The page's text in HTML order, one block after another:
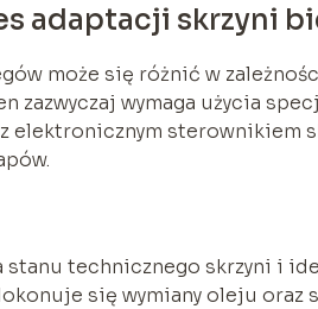
adaptacji skrzyni
może się różnić w
zazwyczaj wymaga użycia
elektronicznym sterownikiem
stanu technicznego skrzyni i
się wymiany oleju oraz